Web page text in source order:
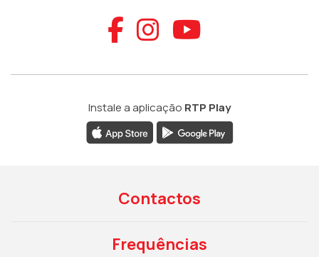
Aceder ao
Aceder ao
Aceder
Instale a aplicação RTP Play
Contactos
Frequências